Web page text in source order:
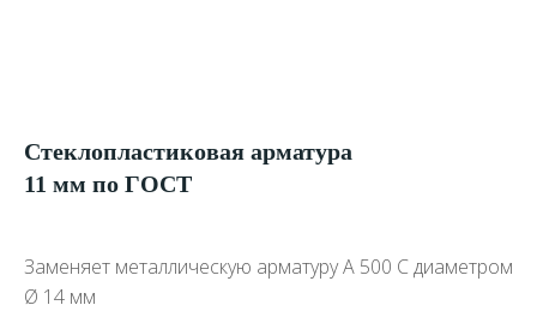
Стеклопластиковая арматура
11 мм по ГОСТ
Заменяет металлическую арматуру А 500 С диаметром
Ø 14 мм